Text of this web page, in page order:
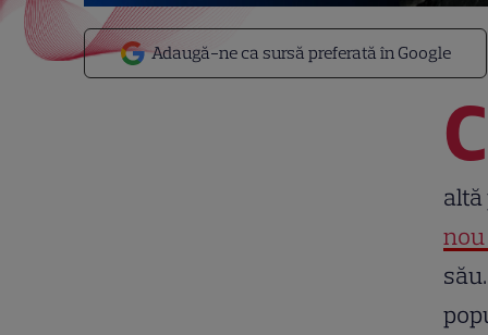
Adaugă-ne ca sursă preferată în Google
C
altă